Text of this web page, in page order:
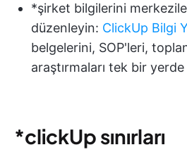
*şirket bilgilerini
düzenleyin: ClickUp Bilgi
belgelerini, SOP'leri,
araştırmaları tek bir yerde
*clickUp sınırları